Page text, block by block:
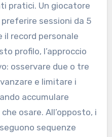
pratici. Un giocatore
sessioni da 5
record personale
profilo, l’approccio
osservare due o tre
e limitare i
accumulare
osare. All’opposto, i
sequenze